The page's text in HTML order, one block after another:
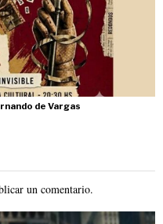
de Vargas
un comentario.